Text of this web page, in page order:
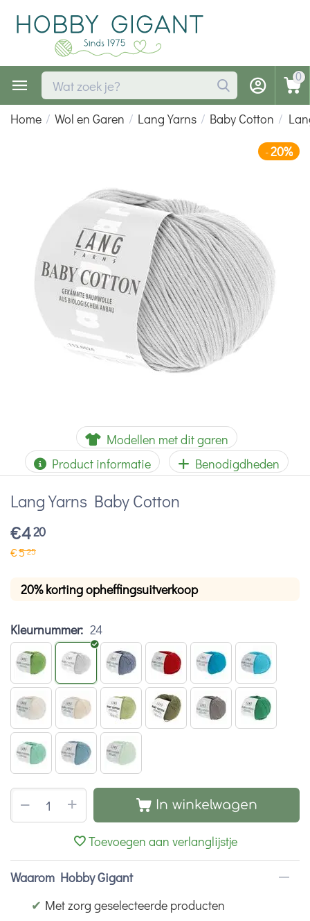
0
Home / Wol en Garen / Lang Yarns / Baby Cotton /
-20%
Modellen met dit garen
Product informatie
Benodigdheden
Lang Yarns Baby Cotton
€420
€525
20% korting opheffingsuitverkoop
Kleurnummer: 24
+
− In winkelwagen
Toevoegen aan verlanglijstje
Waarom Hobby Gigant
✔ Met zorg geselecteerde producten